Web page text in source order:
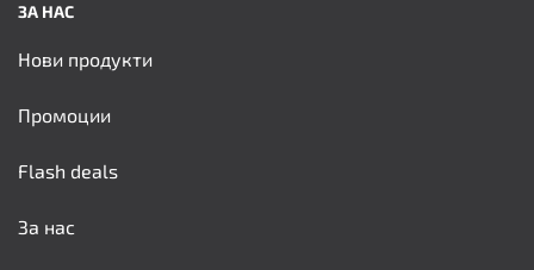
ЗА НАС
Нови продукти
Промоции
Flash deals
За нас